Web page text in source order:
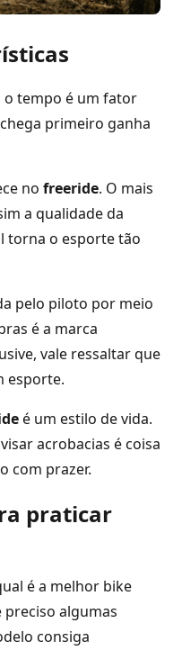
o tempo é um fator
primeiro ganha
no freeride. O mais
a qualidade da
torna o esporte tão
pelo piloto por meio
é a marca
vale ressaltar que
esporte.
é um estilo de vida.
acrobacias é coisa
com prazer.
praticar
é a melhor bike
preciso algumas
consiga